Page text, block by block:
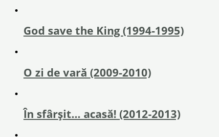
God save the King (1994-1995)
O zi de vară (2009-2010)
În sfârşit… acasă! (2012-2013)